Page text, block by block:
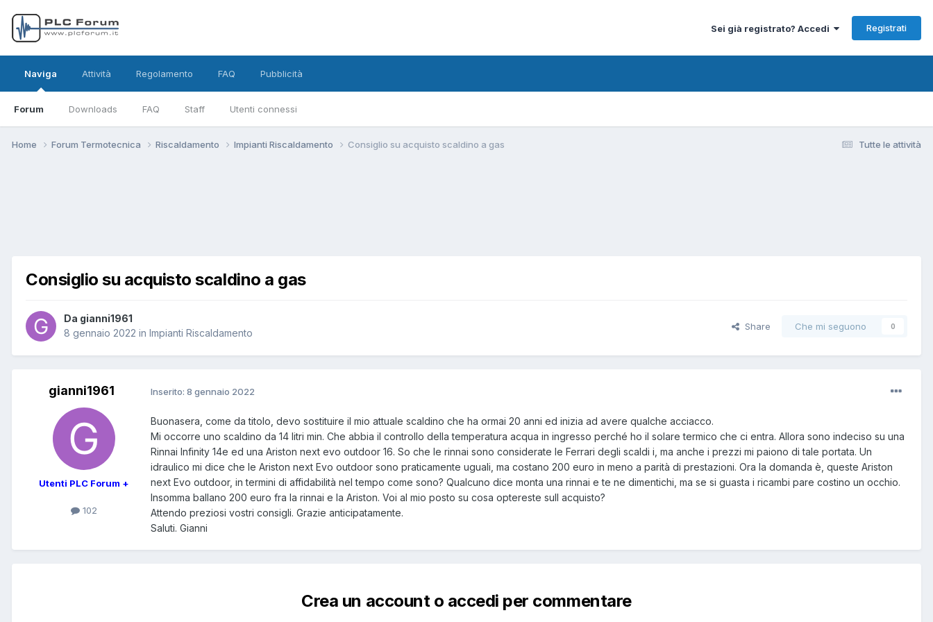
Sei già registrato? Accedi Registrati
Naviga
Forum Downloads FAQ Staff Utenti connessi
Attività Regolamento FAQ Pubblicità
Tutte le attività
Home Forum Termotecnica Riscaldamento Impianti Riscaldamento Consiglio su acquisto scaldino a gas
Consiglio su acquisto scaldino a gas
Da gianni1961
8 gennaio 2022 in Impianti Riscaldamento
Share Che mi seguono 0
gianni1961
Utenti PLC Forum +
102
Inserito: 8 gennaio 2022
Buonasera, come da titolo, devo sostituire il mio attuale scaldino che ha ormai 20 anni ed inizia ad avere qualche acciacco.
Mi occorre uno scaldino da 14 litri min. Che abbia il controllo della temperatura acqua in ingresso perché ho il solare termico che ci entra. Allora sono indeciso su una
Rinnai Infinity 14e ed una Ariston next evo outdoor 16. So che le rinnai sono considerate le Ferrari degli scaldi i, ma anche i prezzi mi paiono di tale portata. Un
idraulico mi dice che le Ariston next Evo outdoor sono praticamente uguali, ma costano 200 euro in meno a parità di prestazioni. Ora la domanda è, queste Ariston
next Evo outdoor, in termini di affidabilità nel tempo come sono? Qualcuno dice monta una rinnai e te ne dimentichi, ma se si guasta i ricambi pare costino un occhio.
Insomma ballano 200 euro fra la rinnai e la Ariston. Voi al mio posto su cosa optereste sull acquisto?
Attendo preziosi vostri consigli. Grazie anticipatamente.
Saluti. Gianni
Crea un account o accedi per commentare